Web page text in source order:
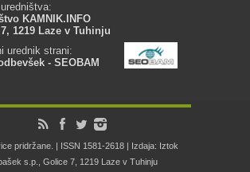
KAMNIK.INFO
1219 Laze v Tuhinju
urednik strani:
- SEOBAM
pridržane. | ISSN 1581-2618 | Izdaja: Iztok
s.p., Golice 7, 1219 Laze v Tuhinju